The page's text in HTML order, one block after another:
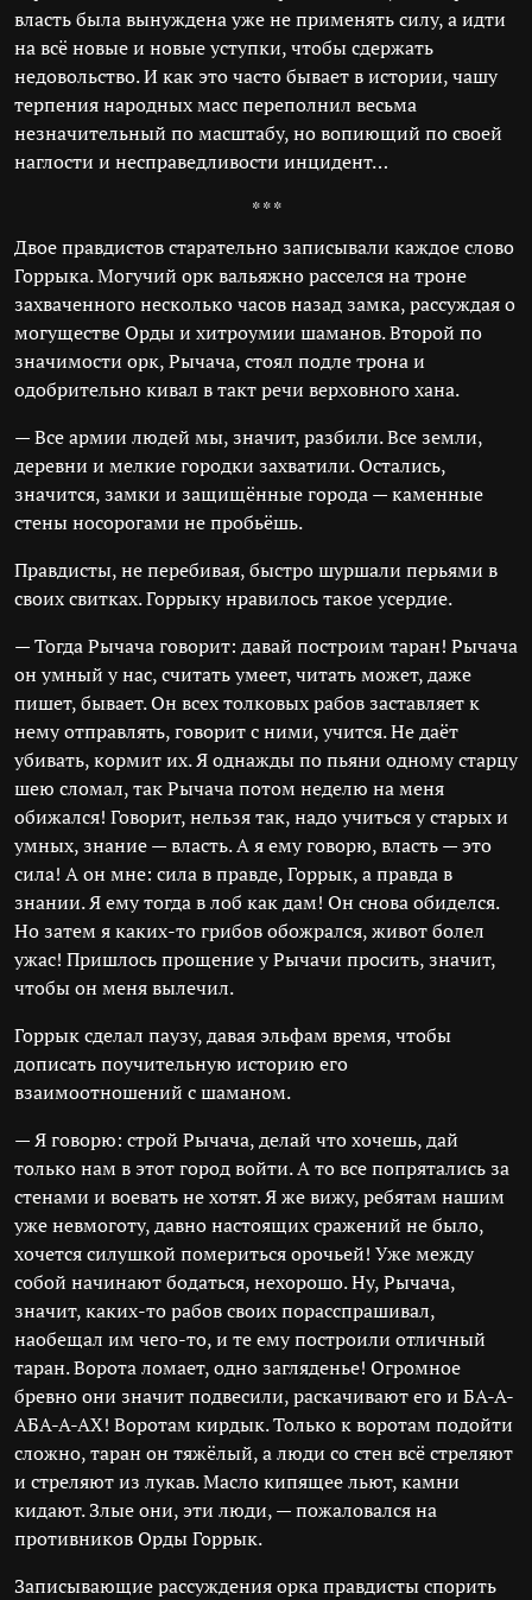
власть была вынуждена уже не применять силу, а идти
на всё новые и новые уступки, чтобы сдержать
недовольство. И как это часто бывает в истории, чашу
терпения народных масс переполнил весьма
незначительный по масштабу, но вопиющий по своей
наглости и несправедливости инцидент…
* * *
Двое правдистов старательно записывали каждое слово
Горрыка. Могучий орк вальяжно расселся на троне
захваченного несколько часов назад замка, рассуждая о
могуществе Орды и хитроумии шаманов. Второй по
значимости орк, Рычача, стоял подле трона и
одобрительно кивал в такт речи верховного хана.
— Все армии людей мы, значит, разбили. Все земли,
деревни и мелкие городки захватили. Остались,
значится, замки и защищённые города — каменные
стены носорогами не пробьёшь.
Правдисты, не перебивая, быстро шуршали перьями в
своих свитках. Горрыку нравилось такое усердие.
— Тогда Рычача говорит: давай построим таран! Рычача
он умный у нас, считать умеет, читать может, даже
пишет, бывает. Он всех толковых рабов заставляет к
нему отправлять, говорит с ними, учится. Не даёт
убивать, кормит их. Я однажды по пьяни одному старцу
шею сломал, так Рычача потом неделю на меня
обижался! Говорит, нельзя так, надо учиться у старых и
умных, знание — власть. А я ему говорю, власть — это
сила! А он мне: сила в правде, Горрык, а правда в
знании. Я ему тогда в лоб как дам! Он снова обиделся.
Но затем я каких-то грибов обожрался, живот болел
ужас! Пришлось прощение у Рычачи просить, значит,
чтобы он меня вылечил.
Горрык сделал паузу, давая эльфам время, чтобы
дописать поучительную историю его
взаимоотношений с шаманом.
— Я говорю: строй Рычача, делай что хочешь, дай
только нам в этот город войти. А то все попрятались за
стенами и воевать не хотят. Я же вижу, ребятам нашим
уже невмоготу, давно настоящих сражений не было,
хочется силушкой помериться орочьей! Уже между
собой начинают бодаться, нехорошо. Ну, Рычача,
значит, каких-то рабов своих порасспрашивал,
наобещал им чего-то, и те ему построили отличный
таран. Ворота ломает, одно загляденье! Огромное
бревно они значит подвесили, раскачивают его и БА-А-
АБА-А-АХ! Воротам кирдык. Только к воротам подойти
сложно, таран он тяжёлый, а люди со стен всё стреляют
и стреляют из лукав. Масло кипящее льют, камни
кидают. Злые они, эти люди, — пожаловался на
противников Орды Горрык.
Записывающие рассуждения орка правдисты спорить